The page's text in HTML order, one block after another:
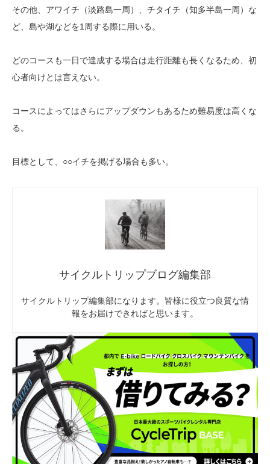
その他、アワイチ（淡路島一周）、チタイチ（知多半島一周）な
ど、島や湖などを1周する際に用いる。
どのコースも一日で達成する場合は走行距離も長くなるため、初
心者向けとは言えない。
コースによってはさらにアップダウンもあるため難易度は高くな
る。
目標として、○○イチを掲げる場合も多い。
サイクルトリップブログ編集部
サイクルトリップ編集部になります。皆様に役立つ良質な情
報をお届けできればと思います。